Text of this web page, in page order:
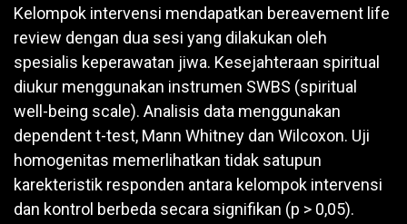
Kelompok intervensi mendapatkan bereavement life
review dengan dua sesi yang dilakukan oleh
spesialis keperawatan jiwa. Kesejahteraan spiritual
diukur menggunakan instrumen SWBS (spiritual
well-being scale). Analisis data menggunakan
dependent t-test, Mann Whitney dan Wilcoxon. Uji
homogenitas memerlihatkan tidak satupun
karekteristik responden antara kelompok intervensi
dan kontrol berbeda secara signifikan (p > 0,05).